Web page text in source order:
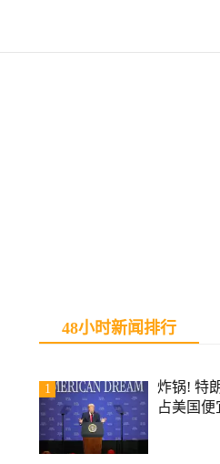
48小时新闻排行
1
炸锅! 特
占美国